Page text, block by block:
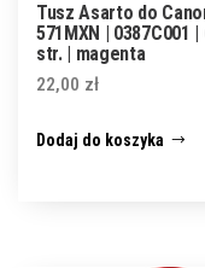
Tusz Asarto do
571MXN | 0387C001 |
str. | magenta
22,00 zł
Dodaj do koszyka